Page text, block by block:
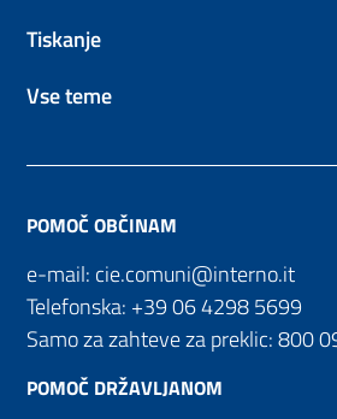
Tiskanje
Vse teme
POMOČ OBČINAM
e-mail: cie.comuni@interno.it
Telefonska: +39 06 4298 5699
Samo za zahteve za preklic:800
POMOČ DRŽAVLJANOM